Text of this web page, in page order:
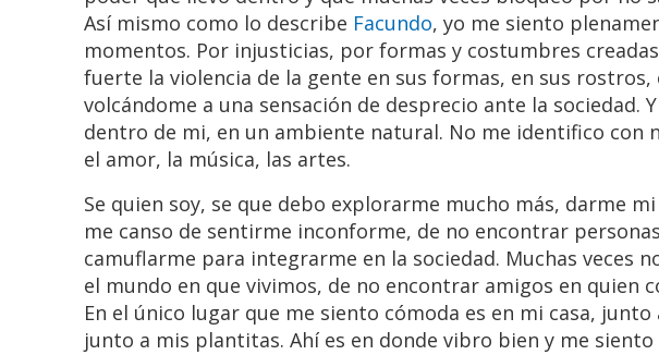
Así mismo como lo describe Facundo, yo me siento
momentos. Por injusticias, por formas y costumbres
fuerte la violencia de la gente en sus formas, en sus rostros,
volcándome a una sensación de desprecio ante la sociedad.
dentro de mi, en un ambiente natural. No me identifico con
el amor, la música, las artes.
Se quien soy, se que debo explorarme mucho más, darme
me canso de sentirme inconforme, de no encontrar
camuflarme para integrarme en la sociedad. Muchas veces
el mundo en que vivimos, de no encontrar amigos en quien
En el único lugar que me siento cómoda es en mi casa,
junto a mis plantitas. Ahí es en donde vibro bien y me